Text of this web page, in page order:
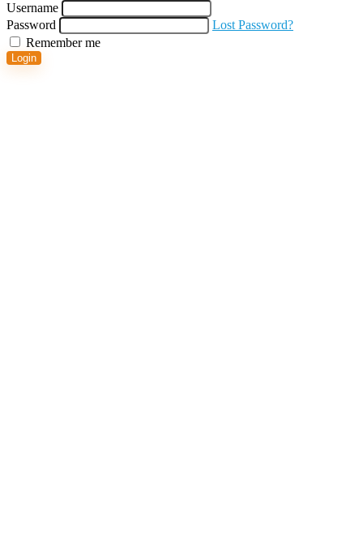
Username
Password
Lost Password?
Remember me
Login